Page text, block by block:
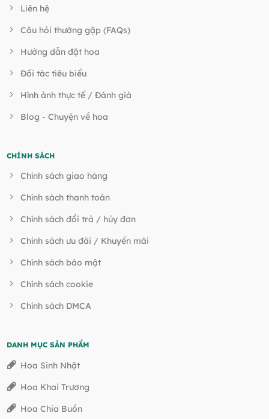
Liên hệ
Câu hỏi thường gặp (FAQs)
Hướng dẫn đặt hoa
Đối tác tiêu biểu
Hình ảnh thực tế / Đánh giá
Blog - Chuyện về hoa
CHÍNH SÁCH
Chính sách giao hàng
Chính sách thanh toán
Chính sách đổi trả / hủy đơn
Chính sách ưu đãi / Khuyến mãi
Chính sách bảo mật
Chính sách cookie
Chính sách DMCA
DANH MỤC SẢN PHẨM
Hoa Sinh Nhật
Hoa Khai Trương
Hoa Chia Buồn